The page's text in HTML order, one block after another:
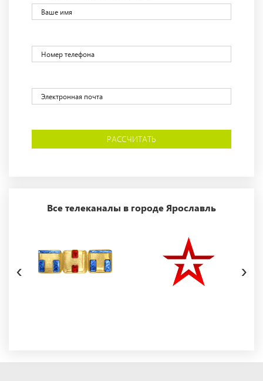
РАССЧИТАТЬ
Все телеканалы в городе Ярославль
‹ ›